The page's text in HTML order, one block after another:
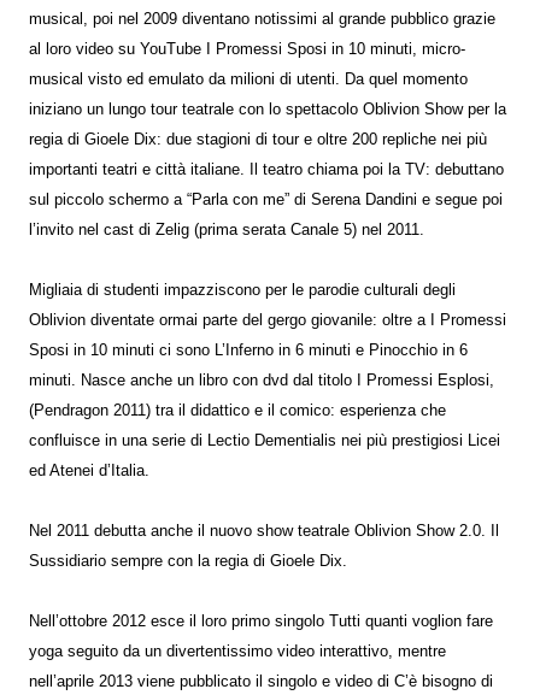
musical, poi nel 2009 diventano notissimi al grande pubblico grazie
al loro video su YouTube I Promessi Sposi in 10 minuti, micro-
musical visto ed emulato da milioni di utenti. Da quel momento
iniziano un lungo tour teatrale con lo spettacolo Oblivion Show per la
regia di Gioele Dix: due stagioni di tour e oltre 200 repliche nei più
importanti teatri e città italiane. Il teatro chiama poi la TV: debuttano
sul piccolo schermo a “Parla con me” di Serena Dandini e segue poi
l’invito nel cast di Zelig (prima serata Canale 5) nel 2011.
Migliaia di studenti impazziscono per le parodie culturali degli
Oblivion diventate ormai parte del gergo giovanile: oltre a I Promessi
Sposi in 10 minuti ci sono L’Inferno in 6 minuti e Pinocchio in 6
minuti. Nasce anche un libro con dvd dal titolo I Promessi Esplosi,
(Pendragon 2011) tra il didattico e il comico: esperienza che
confluisce in una serie di Lectio Dementialis nei più prestigiosi Licei
ed Atenei d’Italia.
Nel 2011 debutta anche il nuovo show teatrale Oblivion Show 2.0. Il
Sussidiario sempre con la regia di Gioele Dix.
Nell’ottobre 2012 esce il loro primo singolo Tutti quanti voglion fare
yoga seguito da un divertentissimo video interattivo, mentre
nell’aprile 2013 viene pubblicato il singolo e video di C’è bisogno di